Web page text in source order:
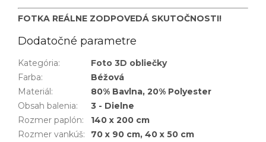
FOTKA REÁLNE ZODPOVEDÁ SKUTOČNOSTI!
Dodatočné parametre
Kategória:
Foto 3D obliečky
Farba:
Béžová
Materiál:
80% Bavlna, 20% Polyester
Obsah balenia:
3 - Dielne
Rozmer paplón:
140 x 200 cm
Rozmer vankúš:
70 x 90 cm, 40 x 50 cm